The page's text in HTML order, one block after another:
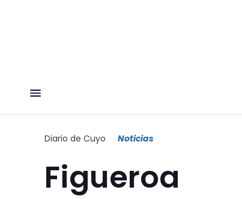
Diario de Cuyo Noticias
Figueroa